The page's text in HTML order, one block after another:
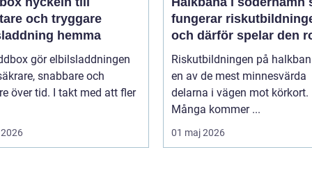
och tryggare
hemma
gör elbilsladdningen
snabbare och
över tid. I takt med att fler
fungerar
och därför spelar den
Riskutbildningen på
en av de mest minnesvärda
delarna i vägen mot körkort.
Många kommer ...
01 maj 2026